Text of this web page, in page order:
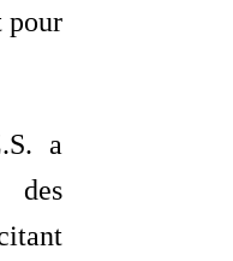
pour
a
des